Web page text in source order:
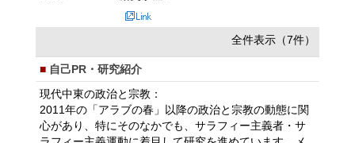
全件表示（7件）
自己PR・研究紹介
現代中東の政治と宗教：
2011年の「アラブの春」以降の政治と宗教の動態に関
心があり、特にそのなかでも、サラフィー主義者・サ